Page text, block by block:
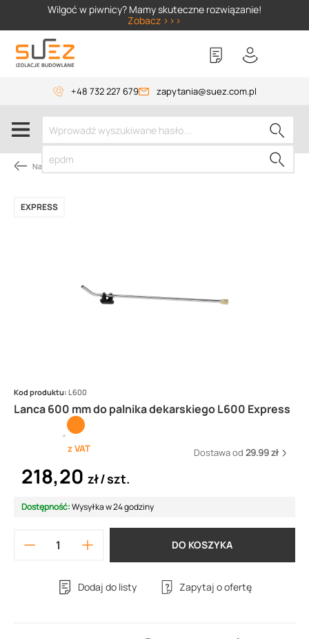
Wilgoć w piwnicy? Mamy skuteczne rozwiązanie!
Zobacz >>>
+48 732 227 679 zapytania@suez.com.pl
Narzędzia dekarskie
Lanca 600 mm do palnika dekarskiego L600 Express
EXPRESS
Kod produktu: L600
z VAT Dostawa od 29.99 zł
218,20 zł szt.
Dostępność:Wysyłka w 24 godziny
DO KOSZYKA
Dodaj do listy Zapytaj o ofertę